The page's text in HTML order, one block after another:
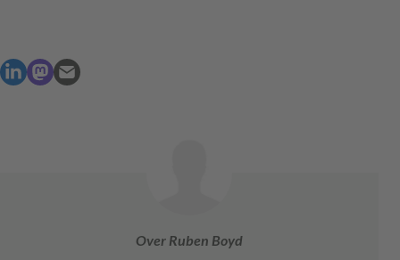
Over Ruben Boyd